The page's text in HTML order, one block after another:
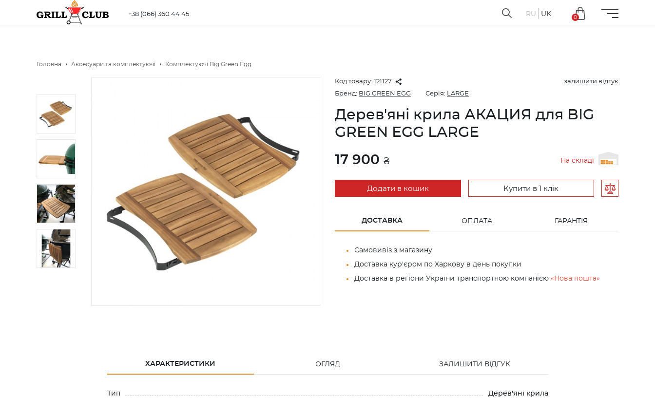
+38 (066) 360 44 45 RU UK
0
Головна Аксесуари та комплектуючі Комплектуючі Big Green Egg
Код товару: 121127
залишити відгук
Бренд: BIG GREEN EGG Серія: LARGE
Дерев'яні крила АКАЦИЯ для BIG
GREEN EGG LARGE
17 900 ₴ На складі
Додати в кошик Купити в 1 клік
ДОСТАВКА ОПЛАТА ГАРАНТІЯ
Самовивіз з магазину
Доставка кур'єром по Харкову в день покупки
Доставка в регіони України транспортною компанією «Нова пошта»
ХАРАКТЕРИСТИКИ ОГЛЯД ЗАЛИШИТИ ВІДГУК
Тип Дерев'яні крила